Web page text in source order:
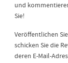
und
Sie!
Veröffentlichen
schicken Sie die
deren E-Mail-